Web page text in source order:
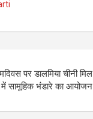
पर डालमिया चीनी मिल
में सामूहिक भंडारे का आयोजन